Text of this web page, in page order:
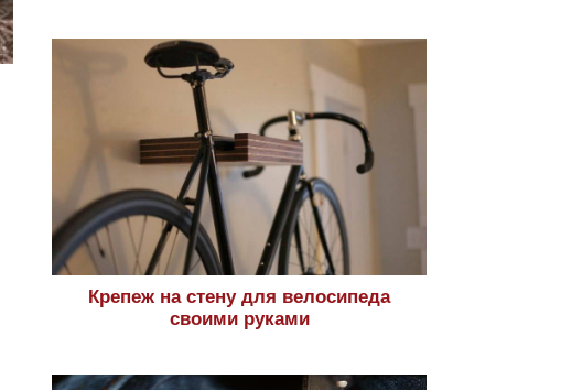
Крепеж на стену для велосипеда
своими руками